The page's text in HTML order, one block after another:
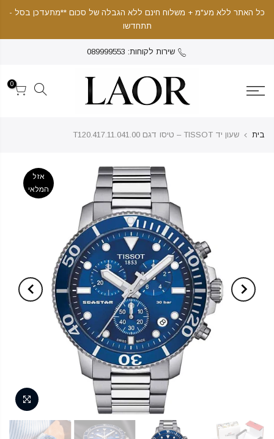
כל האתר ללא מע"מ + משלוח חינם ללא הגבלה של סכום **מתעדכן בסל -
תתחדשו
שירות לקוחות: 089999553
0
בית שעון יד TISSOT – טיסו דגם T120.417.11.041.00
אזל
המלאי